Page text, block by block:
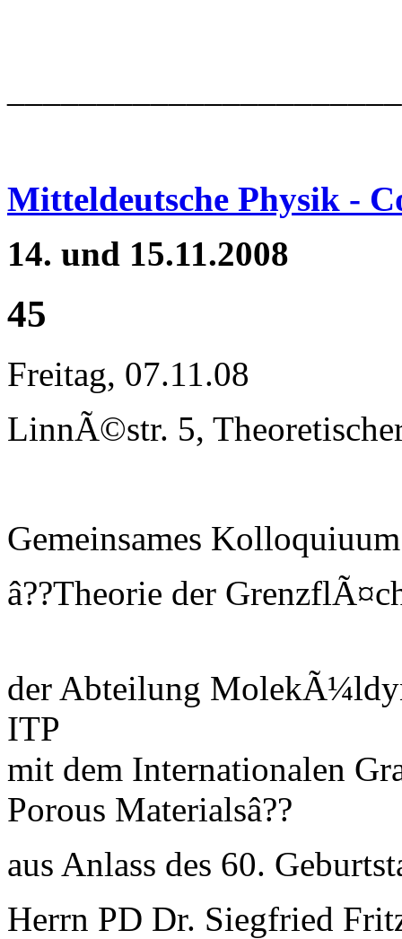
Mitteldeutsche Physik -
14. und 15.11.2008
45
Freitag, 07.11.08
LinnÃ©str. 5,
Gemeinsames
â??Theorie der
der Abteilung
ITP
mit dem Internationalen
Porous Materialsâ??
aus Anlass des 60.
Herrn PD Dr. Siegfried